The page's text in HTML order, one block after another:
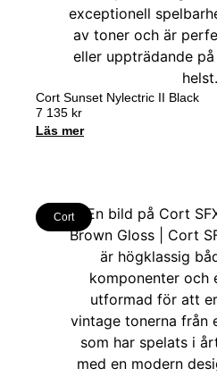
Cort Sunset Nylectric II Black
7 135 kr
Läs mer
Cort